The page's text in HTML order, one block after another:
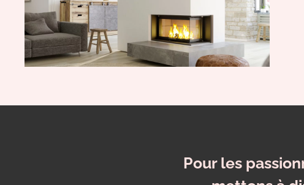
Pour les